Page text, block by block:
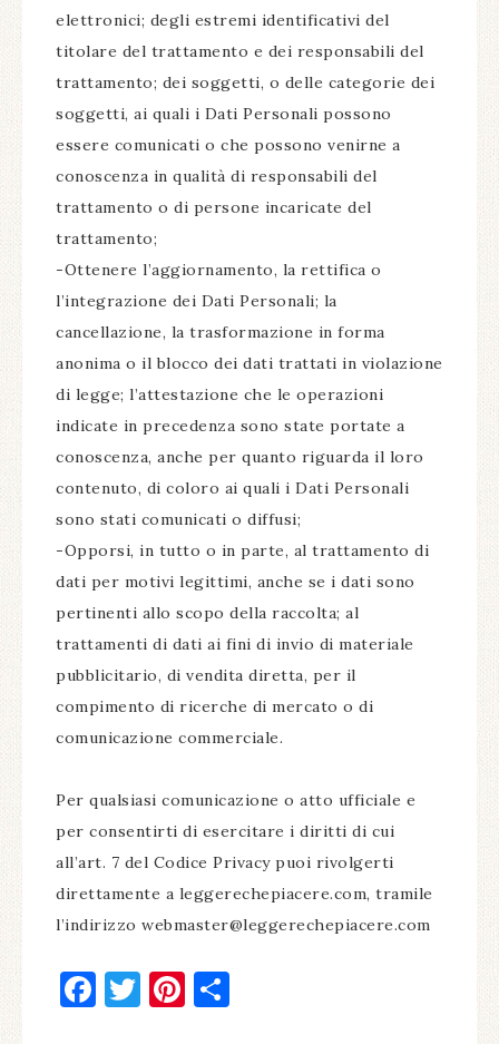
elettronici; degli estremi identificativi del
titolare del trattamento e dei responsabili del
trattamento; dei soggetti, o delle categorie dei
soggetti, ai quali i Dati Personali possono
essere comunicati o che possono venirne a
conoscenza in qualità di responsabili del
trattamento o di persone incaricate del
trattamento;
-Ottenere l’aggiornamento, la rettifica o
l’integrazione dei Dati Personali; la
cancellazione, la trasformazione in forma
anonima o il blocco dei dati trattati in violazione
di legge; l’attestazione che le operazioni
indicate in precedenza sono state portate a
conoscenza, anche per quanto riguarda il loro
contenuto, di coloro ai quali i Dati Personali
sono stati comunicati o diffusi;
-Opporsi, in tutto o in parte, al trattamento di
dati per motivi legittimi, anche se i dati sono
pertinenti allo scopo della raccolta; al
trattamenti di dati ai fini di invio di materiale
pubblicitario, di vendita diretta, per il
compimento di ricerche di mercato o di
comunicazione commerciale.
Per qualsiasi comunicazione o atto ufficiale e
per consentirti di esercitare i diritti di cui
all’art. 7 del Codice Privacy puoi rivolgerti
direttamente a leggerechepiacere.com, tramile
l’indirizzo webmaster@leggerechepiacere.com
Facebook
Twitter
Pinterest